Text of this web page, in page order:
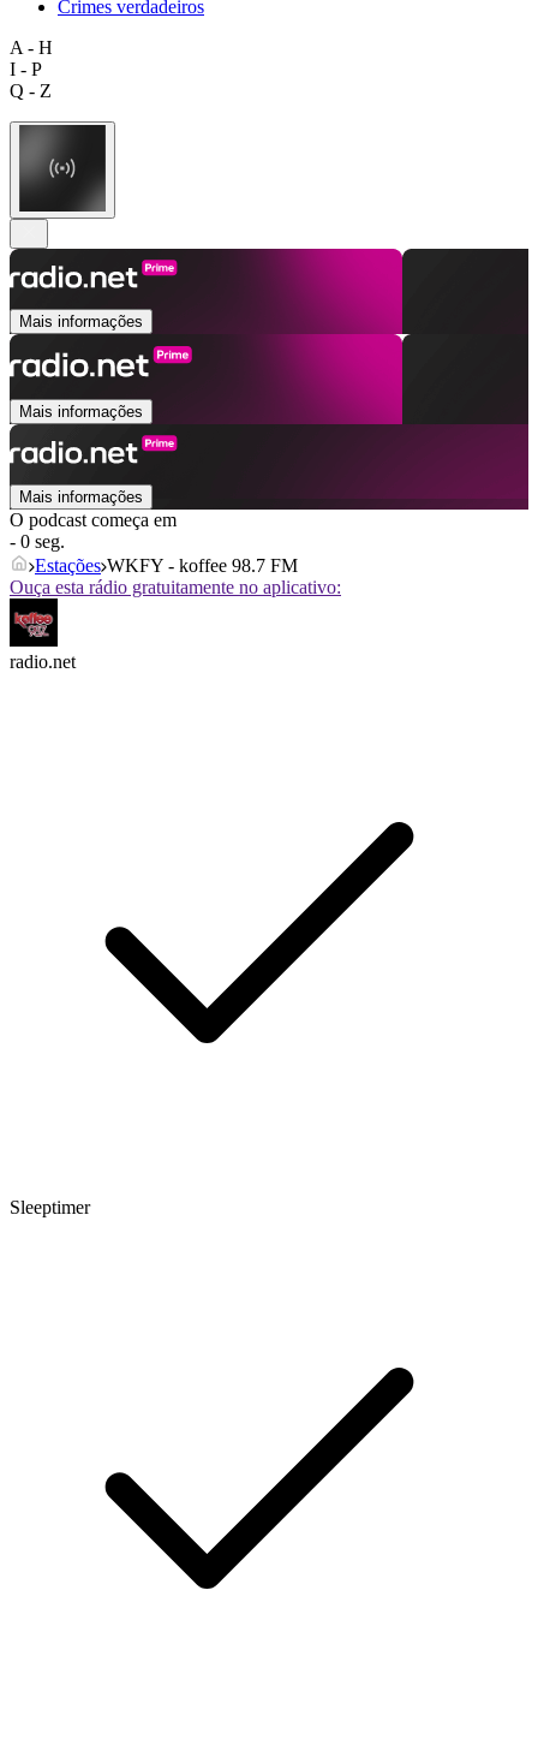
Crimes verdadeiros
A - H
I - P
Q - Z
Mais informações
Mais informações
Mais informações
O podcast começa em
- 0 seg.
Estações WKFY - koffee 98.7 FM
Ouça esta rádio gratuitamente no aplicativo:
radio.net
Sleeptimer